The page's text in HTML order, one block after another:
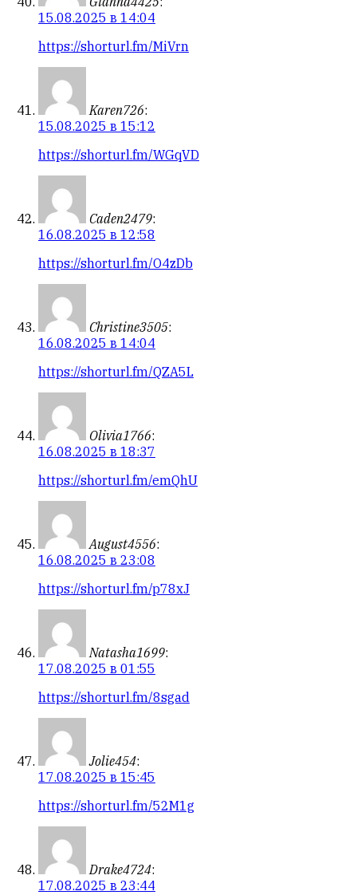
15.08.2025 в 14:04
https://shorturl.fm/MiVrn
Karen726:
15.08.2025 в 15:12
https://shorturl.fm/WGqVD
Caden2479:
16.08.2025 в 12:58
https://shorturl.fm/O4zDb
Christine3505:
16.08.2025 в 14:04
https://shorturl.fm/QZA5L
Olivia1766:
16.08.2025 в 18:37
https://shorturl.fm/emQhU
August4556:
16.08.2025 в 23:08
https://shorturl.fm/p78xJ
Natasha1699:
17.08.2025 в 01:55
https://shorturl.fm/8sgad
Jolie454:
17.08.2025 в 15:45
https://shorturl.fm/52M1g
Drake4724:
17.08.2025 в 23:44